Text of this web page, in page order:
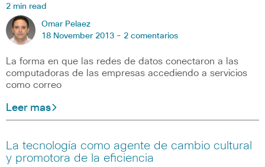
2 min read
Omar Pelaez
18 November 2013 - 2 comentarios
La forma en que las redes de datos conectaron a las
computadoras de las empresas accediendo a servicios
como correo
Leer mas
La tecnología como agente de cambio cultural
y promotora de la eficiencia